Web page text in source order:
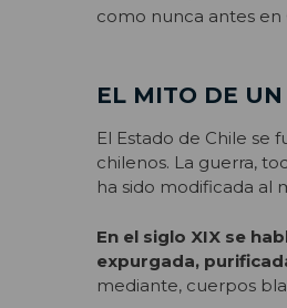
como nunca antes
EL MITO DE
El Estado de Chile se
chilenos. La guerra,
ha sido modificada al
En el siglo XIX se
expurgada,
mediante, cuerpos